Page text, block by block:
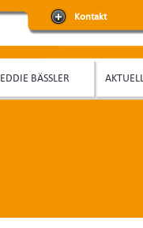
Kontakt
EDDIE BÄSSLER AKTUELL